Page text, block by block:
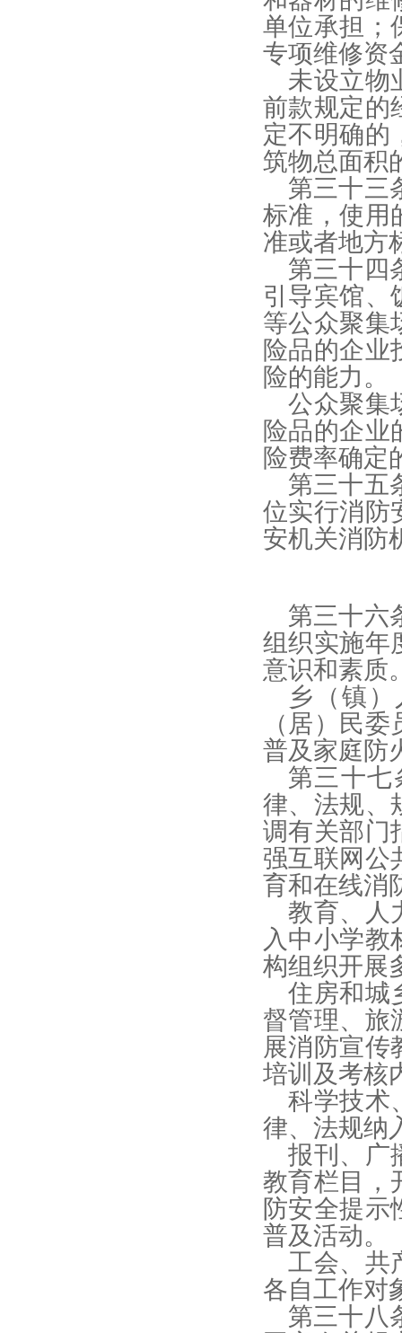
单位承担；
专项维修资
未设立物
前款规定的
定不明确的
筑物总面积
第三十三
标准，使用
准或者地方
第三十四
引导宾馆、
等公众聚集
险品的企业
险的能力。
公众聚集
险品的企业
险费率确定
第三十五
位实行消防
安机关消防
第三十六
组织实施年
意识和素质
乡（镇
（居）民
普及家庭防
第三十七
律、法规、
调有关部门
强互联网公
育和在线消
教育、人
入中小学教
构组织开展
住房和城
督管理、旅
展消防宣传
培训及考核
科学技术
律、法规纳
报刊、广
教育栏目，
防安全提示
普及活动。
工会、共
各自工作对
第三十八